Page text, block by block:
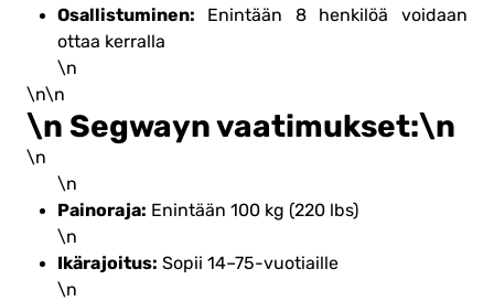
Osallistuminen: Enintään 8 henkilöä voidaan
ottaa kerralla
\n
\n\n
\n Segwayn vaatimukset:\n
\n
\n
Painoraja: Enintään 100 kg (220 lbs)
\n
Ikärajoitus: Sopii 14–75-vuotiaille
\n